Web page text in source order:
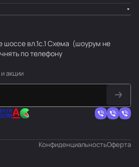
вл.1с.1 Схема (шоурум не
по телефону
акции
КонфиденциальностьОферта